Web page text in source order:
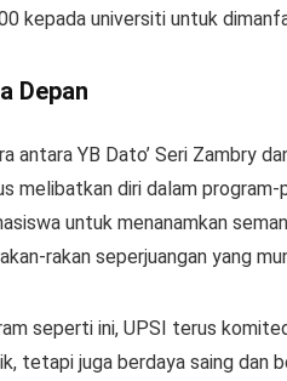
kepada universiti untuk
Depan
antara YB Dato’ Seri Zambry
melibatkan diri dalam program-
untuk menanamkan
rakan seperjuangan yang
seperti ini, UPSI terus
tetapi juga berdaya saing dan